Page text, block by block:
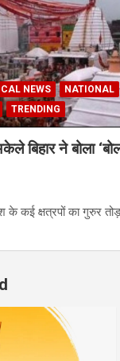
NEWS NATIONAL
TRENDING
ने बोला ‘बोल
के कई क्षत्रपों का गुरुर